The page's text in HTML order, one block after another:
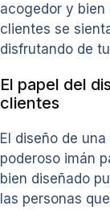
acogedor y bien
clientes se
disfrutando de
El papel del
clientes
El diseño de
poderoso imán
bien diseñado
las personas